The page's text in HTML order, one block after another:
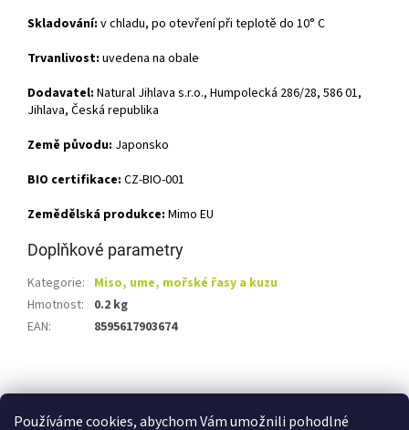
Používáme cookies, abychom Vám umožnili pohodlné
Skladování: v chladu, po otevření při teplotě do 10° C
Trvanlivost: uvedena na obale
Dodavatel: Natural Jihlava s.r.o., Humpolecká 286/28, 586 01,
Jihlava, Česká republika
Země původu: Japonsko
BIO certifikace: CZ-BIO-001
Zemědělská produkce: Mimo EU
Doplňkové parametry
Kategorie: Miso, ume, mořské řasy a kuzu
Hmotnost:
0.2 kg
EAN: 8595617903674
á